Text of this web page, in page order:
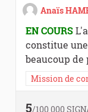
Anaïs
EN COURS
constitue
beaucoup de
Mission de
5/100 000